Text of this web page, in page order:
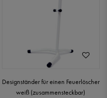
Designständer für einen Feuerlöscher
weiß (zusammensteckbar)